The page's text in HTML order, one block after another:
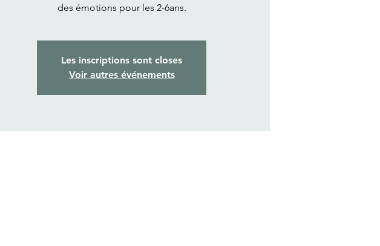
des émotions pour les 2-6ans.
Les inscriptions sont closes
Voir autres événements